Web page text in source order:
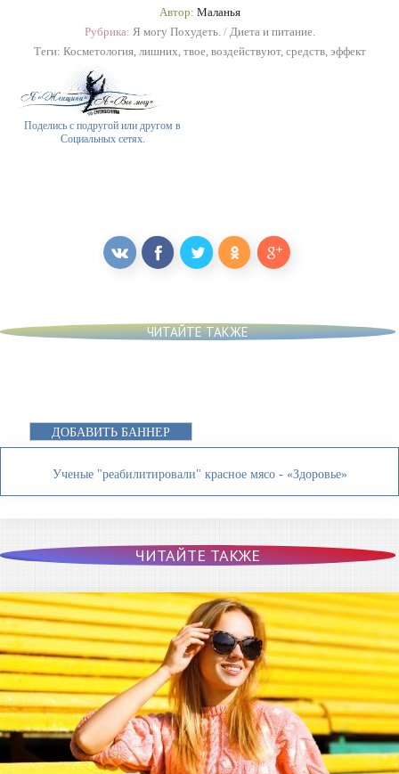
Автор: Маланья
Рубрика: Я могу Похудеть./ Диета и питание.
Теги: Косметология, лишних, твое, воздействуют, средств, эффект
Поделись с подругой или другом в
Социальных сетях.
ЧИТАЙТЕ ТАКЖЕ
ДОБАВИТЬ БАННЕР
Ученые "реабилитировали" красное мясо - «Здоровье»
ЧИТАЙТЕ ТАКЖЕ